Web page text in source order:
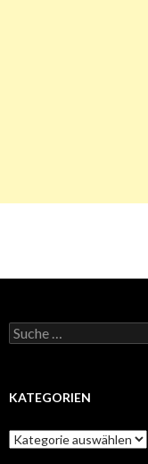
Suche
nach:
KATEGORIEN
Kategorien